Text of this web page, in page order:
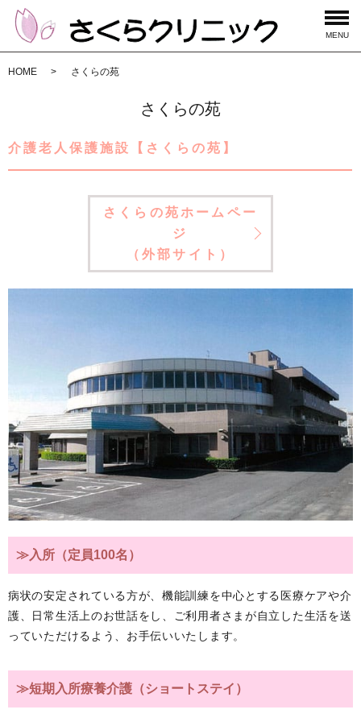
MENU
HOME さくらの苑
さくらの苑
介護老人保護施設【さくらの苑】
さくらの苑ホームペー
ジ
（外部サイト）
≫入所（定員100名）
病状の安定されている方が、機能訓練を中心とする医療ケアや介
護、日常生活上のお世話をし、ご利用者さまが自立した生活を送
っていただけるよう、お手伝いいたします。
≫短期入所療養介護（ショートステイ）